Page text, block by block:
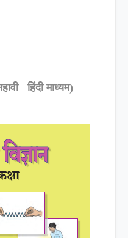
हिंदी माध्यम)